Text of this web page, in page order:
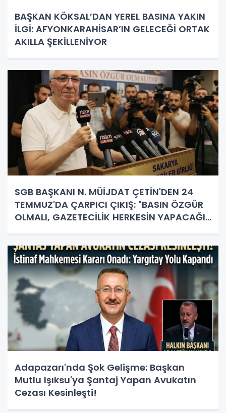
BAŞKAN KÖKSAL’DAN YEREL BASINA YAKIN
İLGİ: AFYONKARAHİSAR’IN GELECEĞİ ORTAK
AKILLA ŞEKİLLENİYOR
SGB BAŞKANI N. MÜİJDAT ÇETİN'DEN 24
TEMMUZ'DA ÇARPICI ÇIKIŞ: "BASIN ÖZGÜR
OLMALI, GAZETECİLİK HERKESİN YAPACAĞI
Adapazarı'nda Şok Gelişme: Başkan
Mutlu Işıksu'ya Şantaj Yapan Avukatın
Cezası Kesinleşti!